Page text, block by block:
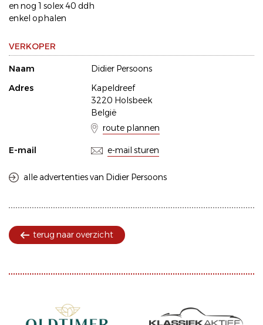
en nog 1 solex 40 ddh
enkel ophalen
VERKOPER
Naam
Didier Persoons
Adres
Kapeldreef
3220 Holsbeek
België
route plannen
E-mail e-mail sturen
alle advertenties van Didier Persoons
terug naar overzicht